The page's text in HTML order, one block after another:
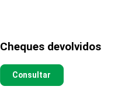
Cheques devolvidos
Consultar